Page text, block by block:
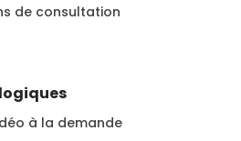
de consultation
à la demande